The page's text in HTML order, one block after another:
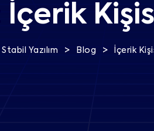
İçerik
Stabil Yazılım > Blog > İçerik